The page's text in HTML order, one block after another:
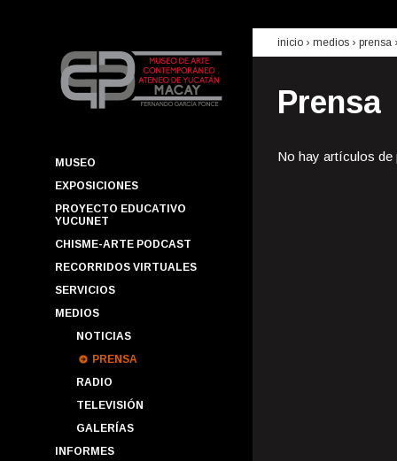
MUSEO
EXPOSICIONES
PROYECTO EDUCATIVO
YUCUNET
CHISME-ARTE PODCAST
RECORRIDOS VIRTUALES
SERVICIOS
MEDIOS
NOTICIAS
PRENSA
RADIO
TELEVISIÓN
GALERÍAS
INFORMES
inicio › medios › prensa
Prensa
No hay artículos de